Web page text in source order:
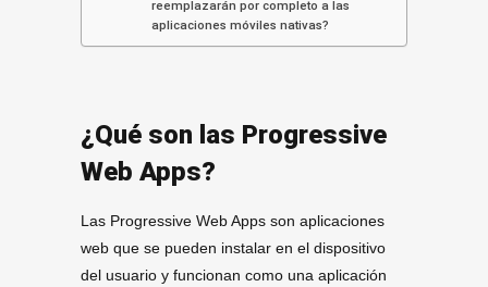
reemplazarán por completo a las
aplicaciones móviles nativas?
¿Qué son las Progressive
Web Apps?
Las Progressive Web Apps son aplicaciones
web que se pueden instalar en el dispositivo
del usuario y funcionan como una aplicación